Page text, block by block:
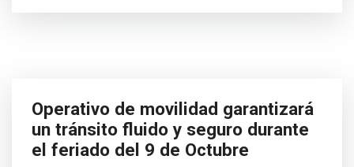
Danilo Vinueza 10 Octubre 2024
Policía y Control Municipal, junto con el
Cuerpo de Bo...